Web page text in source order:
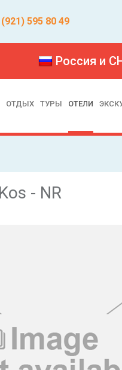
595 80 49
Россия и
ОТДЫХ ТУРЫ ОТЕЛИ
- NR